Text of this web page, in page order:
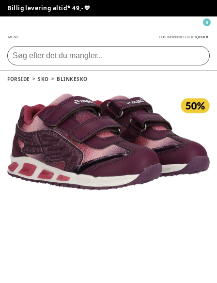
Billig levering altid* 49,- 💙
MENU LOG INDØNSKELISTE0,00 KR.
0
FORSIDE SKO BLINKESKO